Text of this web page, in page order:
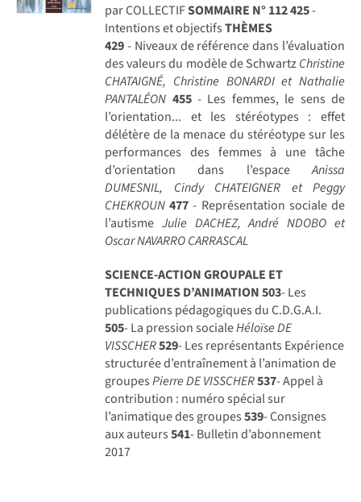
par COLLECTIFSOMMAIRE N° 112425-
Intentions et objectifsTHÈMES
429- Niveaux de référence dans l’évaluation
des valeurs du modèle de SchwartzChristine
CHATAIGNÉ, Christine BONARDI et Nathalie
PANTALÉON 455- Les femmes, le sens de
l’orientation... et les stéréotypes : effet
délétère de la menace du stéréotype sur les
performances des femmes à une tâche
d’orientation dans l’espaceAnissa
DUMESNIL, Cindy CHATEIGNER et Peggy
CHEKROUN 477- Représentation sociale de
l’autisme Julie DACHEZ, André NDOBO et
Oscar NAVARRO CARRASCAL
SCIENCE-ACTION GROUPALE ET
TECHNIQUES D’ANIMATION503- Les
publications pédagogiques du C.D.G.A.I.
505- La pression socialeHéloïse DE
VISSCHER529- Les représentants Expérience
structurée d’entraînement à l’animation de
groupesPierre DE VISSCHER537- Appel à
contribution : numéro spécial sur
l’animatique des groupes539- Consignes
aux auteurs541- Bulletin d’abonnement
2017